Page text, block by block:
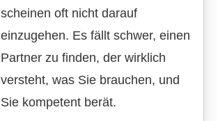
scheinen oft nicht darauf
einzugehen. Es fällt schwer, einen
Partner zu finden, der wirklich
versteht, was Sie brauchen, und
Sie kompetent berät.